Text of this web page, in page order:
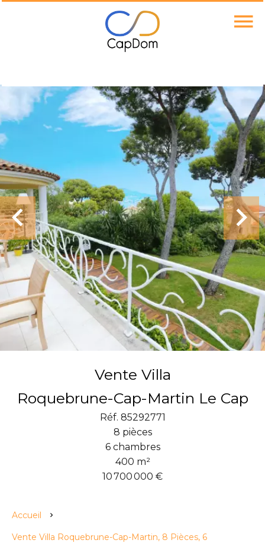
Vente Villa
Roquebrune-Cap-Martin Le Cap
Réf. 85292771
8 pièces
6 chambres
400 m²
10 700 000 €
Accueil
Vente Villa Roquebrune-Cap-Martin, 8 Pièces, 6